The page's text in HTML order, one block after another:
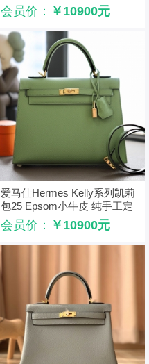
制版 玛瑙蓝
会员价： ￥10900元
爱马仕Hermes Kelly系列凯莉
包25 Epsom小牛皮 纯手工定
制版 牛油果绿
会员价： ￥10900元